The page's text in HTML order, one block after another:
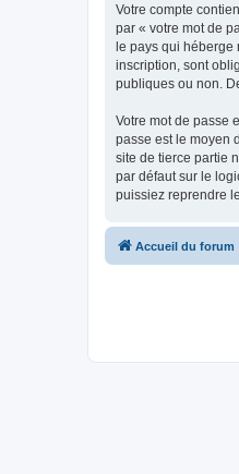
Votre compte
par « votre mot de
le pays qui héberge
inscription, sont
publiques ou non.
Votre mot de passe
passe est le moyen
site de tierce partie
par défaut sur le
puissiez reprendre
Accueil du forum